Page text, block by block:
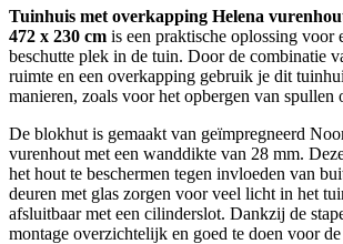
Tuinhuis met overkapping Helena
472 x 230 cm is een praktische oplossing voor
beschutte plek in de tuin. Door de combinatie
ruimte en een overkapping gebruik je dit
manieren, zoals voor het opbergen van spullen
De blokhut is gemaakt van geïmpregneerd
vurenhout met een wanddikte van 28 mm.
het hout te beschermen tegen invloeden van
deuren met glas zorgen voor veel licht in het
afsluitbaar met een cilinderslot. Dankzij de
montage overzichtelijk en goed te doen voor